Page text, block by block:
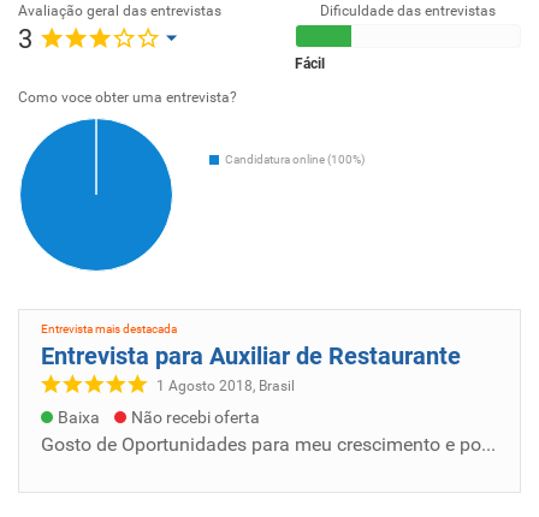
Avaliação geral das entrevistas
3
Dificuldade das entrevistas
Fácil
Como voce obter uma entrevista?
Candidatura online (100%)
Entrevista mais destacada
Entrevista para Auxiliar de Restaurante
1 Agosto 2018, Brasil
Baixa Não recebi oferta
Gosto de Oportunidades para meu crescimento e pode ajudar a crescer o desenvolvimento no trabalho e te um grupo para pode ajudar uns ao outr...